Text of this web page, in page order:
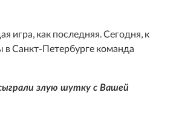
игра, как последняя. Сегодня, к
Санкт-Петербурге команда
злую шутку с Вашей